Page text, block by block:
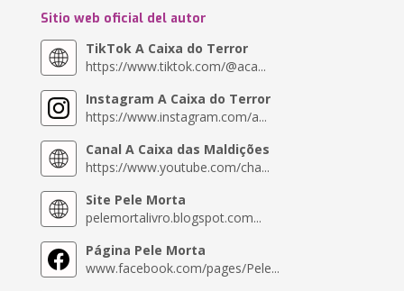
Sitio web oficial del autor
TikTok A Caixa do Terror
https://www.tiktok.com/@aca...
Instagram A Caixa do Terror
https://www.instagram.com/a...
Canal A Caixa das Maldições
https://www.youtube.com/cha...
Site Pele Morta
pelemortalivro.blogspot.com...
Página Pele Morta
www.facebook.com/pages/Pele...